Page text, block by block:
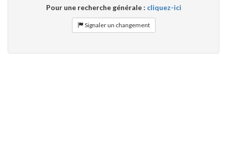
Pour une recherche générale : cliquez-ici
Signaler un changement